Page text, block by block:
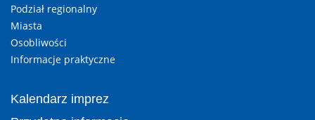
Podział regionalny
Miasta
Osobliwości
Informacje praktyczne
Kalendarz imprez